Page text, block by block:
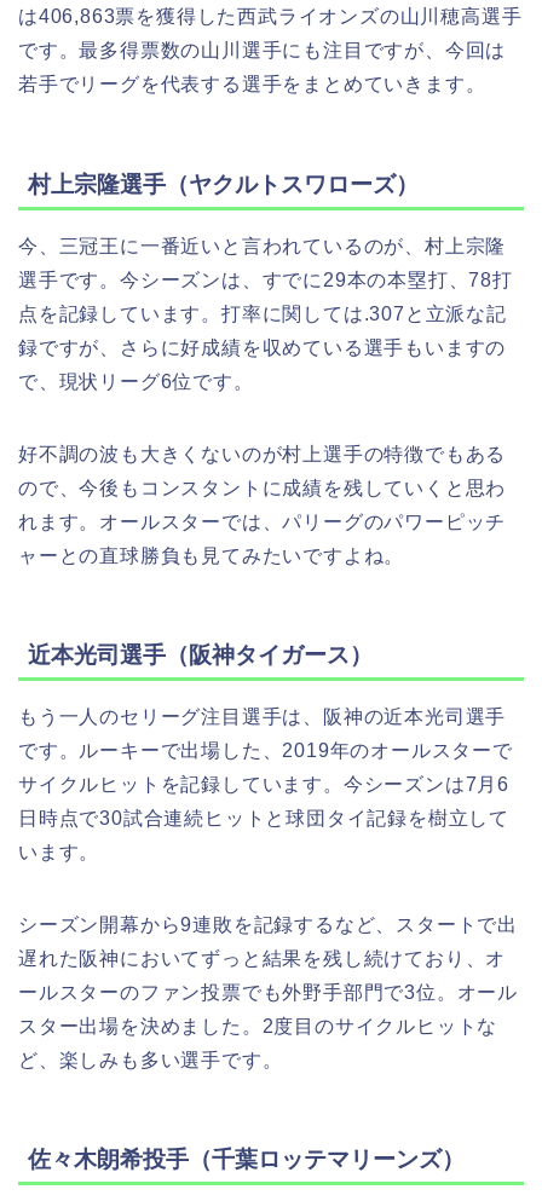
は406,863票を獲得した西武ライオンズの山川穂高選手
です。最多得票数の山川選手にも注目ですが、今回は
若手でリーグを代表する選手をまとめていきます。
村上宗隆選手（ヤクルトスワローズ）
今、三冠王に一番近いと言われているのが、村上宗隆
選手です。今シーズンは、すでに29本の本塁打、78打
点を記録しています。打率に関しては.307と立派な記
録ですが、さらに好成績を収めている選手もいますの
で、現状リーグ6位です。
好不調の波も大きくないのが村上選手の特徴でもある
ので、今後もコンスタントに成績を残していくと思わ
れます。オールスターでは、パリーグのパワーピッチ
ャーとの直球勝負も見てみたいですよね。
近本光司選手（阪神タイガース）
もう一人のセリーグ注目選手は、阪神の近本光司選手
です。ルーキーで出場した、2019年のオールスターで
サイクルヒットを記録しています。今シーズンは7月6
日時点で30試合連続ヒットと球団タイ記録を樹立して
います。
シーズン開幕から9連敗を記録するなど、スタートで出
遅れた阪神においてずっと結果を残し続けており、オ
ールスターのファン投票でも外野手部門で3位。オール
スター出場を決めました。2度目のサイクルヒットな
ど、楽しみも多い選手です。
佐々木朗希投手（千葉ロッテマリーンズ）